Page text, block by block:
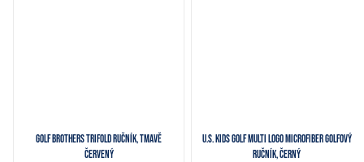
Golf Brothers Trifold ručník, tmavě
červený
U.S. Kids Golf Multi Logo Microfiber golfový
ručník, černý